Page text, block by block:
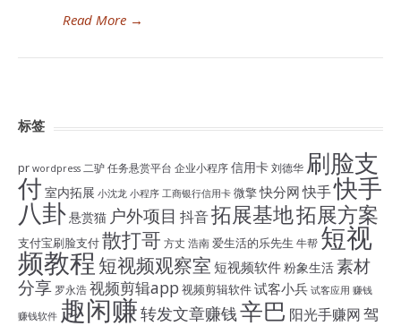
Read More →
标签
pr wordpress 二驴任务悬赏平台 企业小程序信用卡刘德华 刷脸支
付 室内拓展 小沈龙 小程序 工商银行信用卡 微擎快分网 快手快手
八卦悬赏猫 户外项目 抖音拓展基地拓展方案
支付宝刷脸支付散打哥 方丈 浩南爱生活的乐先生 牛帮 短视
频教程 短视频观察室 短视频软件粉象生活素材
分享 罗永浩视频剪辑app 视频剪辑软件试客小兵 试客应用 赚钱
赚钱软件 趣闲赚转发文章赚钱辛巴 阳光手赚网驾